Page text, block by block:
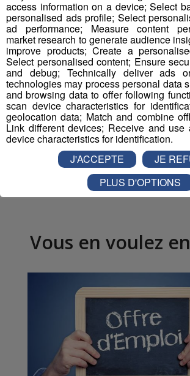
Partager sur
Partager sur
Vous en voulez
access information on a device; Select
personalised ads profile; Select
ad performance; Measure content
market research to generate audience
improve products; Create a
Select personalised content; Ensure
and debug; Technically deliver ads
technologies may process personal data
and browsing data to offer following
scan device characteristics for
geolocation data; Match and combine
Link different devices; Receive and use
device characteristics for identification.
J'ACCEPTE
JE
PLUS D'OPTIONS